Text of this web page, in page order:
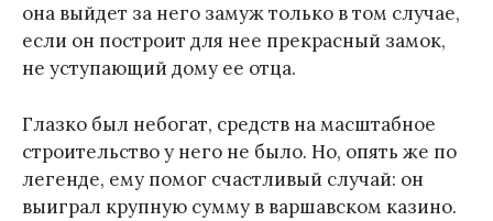
она выйдет за него замуж только в том случае,
если он построит для нее прекрасный замок,
не уступающий дому ее отца.
Глазко был небогат, средств на масштабное
строительство у него не было. Но, опять же по
легенде, ему помог счастливый случай: он
выиграл крупную сумму в варшавском казино.